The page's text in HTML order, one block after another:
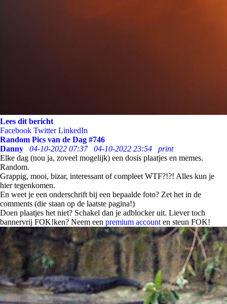
Lees dit bericht
Facebook Twitter LinkedIn
Random Pics van de Dag #746
Danny
04-10-2022 07:37 04-10-2022 23:54
print
Elke dag (nou ja, zoveel mogelijk) een dosis plaatjes en memes.
Random.
Grappig, mooi, bizar, interessant of compleet WTF?!?! Alles kun je
hier tegenkomen.
En weet je een onderschrift bij een bepaalde foto? Zet het in de
comments (die staan op de laatste pagina!)
Doen plaatjes het niet? Schakel dan je adblocker uit. Liever toch
bannervrij FOK!ken? Neem een premium account en steun FOK!